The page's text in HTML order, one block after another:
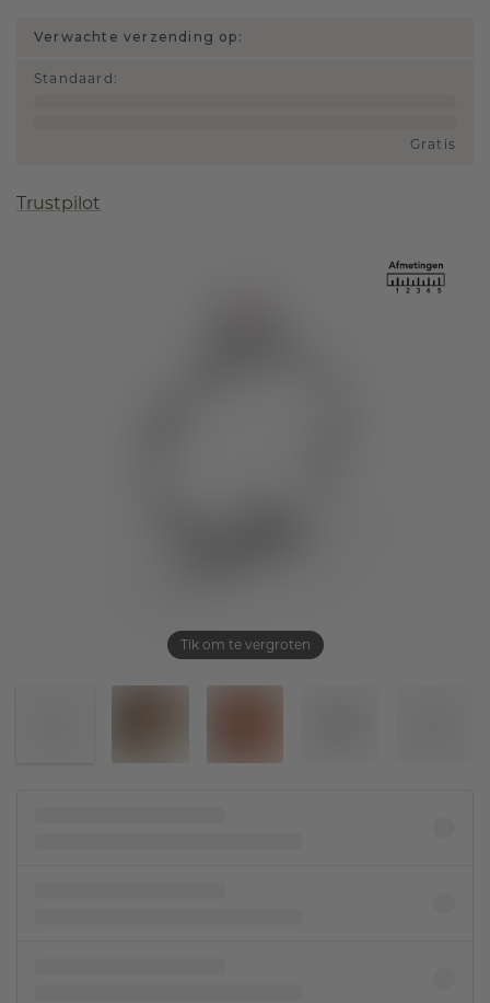
Tik om te vergroten
Verwachte verzending op:
Standaard :
Gratis
Trustpilot